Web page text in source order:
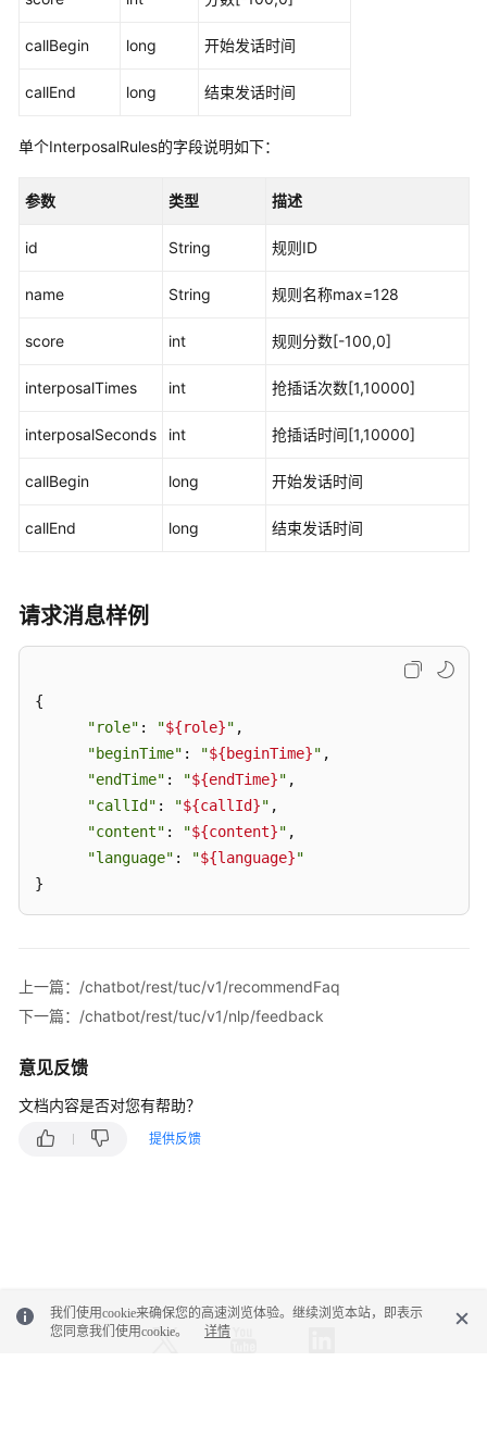
加
答
对
关
参
数
口
/chatbot/rest/tuc/v1/nlp/detectRegularEntity
/chatbot/rest/tuc/v1/nlp/identify
/chatbot/rest/tuc/v1/nlp/textClassify
见
callBegin long 开始发话时间
callEnd long 结束发话时间
单个InterposalRules的字段说明如下：
参数 类型 描述
id String 规则ID
name String 规则名称max=128
score int 规则分数[-100,0]
interposalTimes int 抢插话次数[1,10000]
interposalSeconds int 抢插话时间[1,10000]
callBegin long 开始发话时间
callEnd long 结束发话时间
请求消息样例
{
"role" : "${role}" ,
"beginTime" : "${beginTime}" ,
"endTime" : "${endTime}" ,
"callId" : "${callId}" ,
"content" : "${content}" ,
"language" : "${language}"
}
上一篇：/chatbot/rest/tuc/v1/recommendFaq
下一篇：/chatbot/rest/tuc/v1/nlp/feedback
意见反馈
文档内容是否对您有帮助？
提供反馈
我们使用cookie来确保您的高速浏览体验。继续浏览本站，即表示
您同意我们使用cookie。
详情